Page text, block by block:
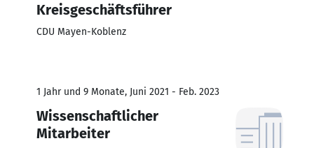
Kreisgeschäftsführer
CDU Mayen-Koblenz
1 Jahr und 9 Monate, Juni 2021 - Feb. 2023
Wissenschaftlicher
Mitarbeiter